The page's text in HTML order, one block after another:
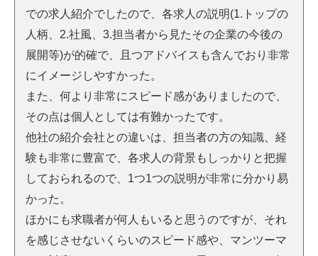
での求人紹介でしたので、各求人の説明(1.トップの
人柄、2.社風、3.担当者から見たその企業の今後の
展開等)が的確で、且つアドバイスも含んでおり非常
にイメージしやすかった。
また、何より非常にスピード感がありましたので、
その点は個人としては有難かったです。
他社の紹介会社との違いは、担当者の方の知識、経
験も非常に豊富で、各求人の背景もしっかりと把握
しておられるので、1つ1つの説明が非常に分かり易
かった。
ほかにも求職者が何人もいると思うのですが、それ
を感じさせないくらいのスピード感や、マンツーマ